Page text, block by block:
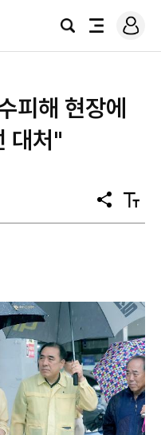
검
전
로
그
피해 현장에
대처"
공
유
텍
스